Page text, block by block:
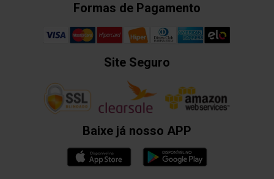
Formas de Pagamento
Site Seguro
Baixe já nosso APP